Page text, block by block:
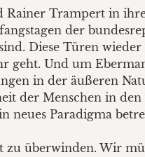
Trampert in
der
Diese Türen
geht. Und um
in der äußeren
der Menschen in
neues Paradigma
überwinden. Wir